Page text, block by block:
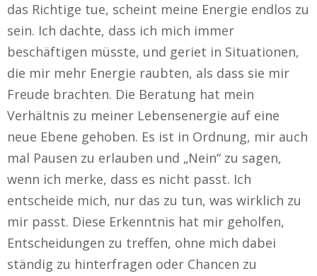
das Richtige tue, scheint meine Energie endlos zu
sein. Ich dachte, dass ich mich immer
beschäftigen müsste, und geriet in Situationen,
die mir mehr Energie raubten, als dass sie mir
Freude brachten. Die Beratung hat mein
Verhältnis zu meiner Lebensenergie auf eine
neue Ebene gehoben. Es ist in Ordnung, mir auch
mal Pausen zu erlauben und „Nein“ zu sagen,
wenn ich merke, dass es nicht passt. Ich
entscheide mich, nur das zu tun, was wirklich zu
mir passt. Diese Erkenntnis hat mir geholfen,
Entscheidungen zu treffen, ohne mich dabei
ständig zu hinterfragen oder Chancen zu